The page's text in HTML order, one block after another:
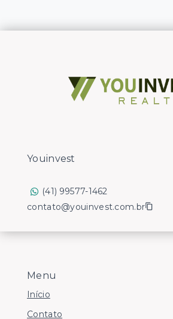
Menu
Início
Contato
Youinvest
(41) 99577-1462
contato@youinvest.com.br